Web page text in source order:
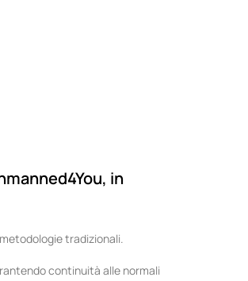
in
tradizionali.
continuità alle normali